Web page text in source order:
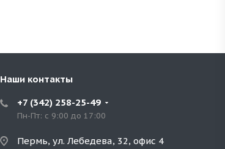
Наши контакты
+7 (342) 258-25-49
Пн-Пт: с 9:00 до 17:00
Пермь, ул. Лебедева, 32, офис 4